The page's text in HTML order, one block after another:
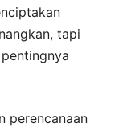
tapi
perencanaan